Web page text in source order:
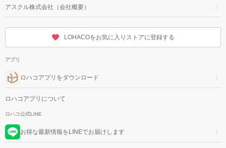
アスクル株式会社（会社概要）
LOHACOをお気に入りストアに登録する
アプリ
ロハコアプリをダウンロード
ロハコアプリについて
ロハコ公式LINE
お得な最新情報をLINEでお届けします